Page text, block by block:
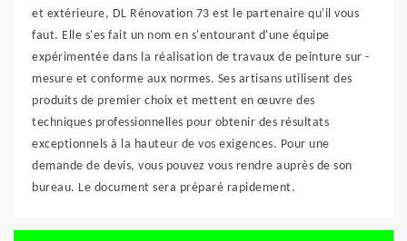
et extérieure, DL Rénovation 73 est le partenaire qu'il vous
faut. Elle s'es fait un nom en s'entourant d'une équipe
expérimentée dans la réalisation de travaux de peinture sur -
mesure et conforme aux normes. Ses artisans utilisent des
produits de premier choix et mettent en œuvre des
techniques professionnelles pour obtenir des résultats
exceptionnels à la hauteur de vos exigences. Pour une
demande de devis, vous pouvez vous rendre auprès de son
bureau. Le document sera préparé rapidement.